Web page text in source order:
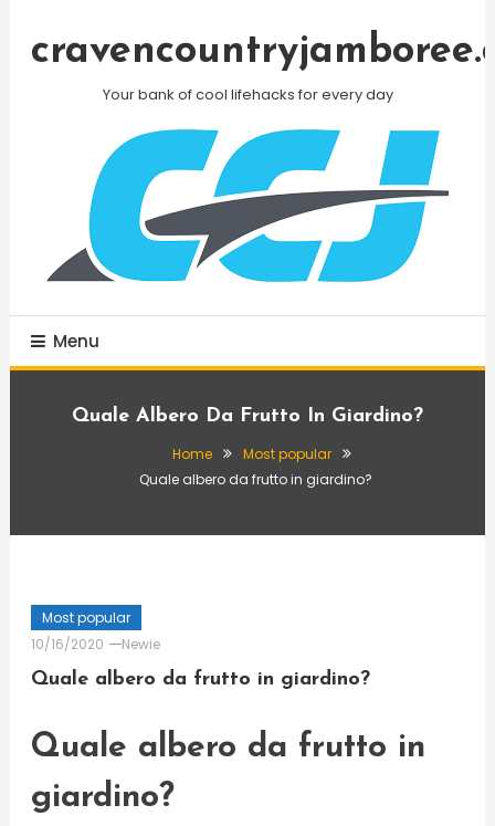
Your bank of cool lifehacks for every day
Menu
Quale Albero Da Frutto In Giardino?
Home
Most popular
Quale albero da frutto in giardino?
Most popular
10/16/2020
Newie
Quale albero da frutto in giardino?
Quale albero da frutto in
giardino?